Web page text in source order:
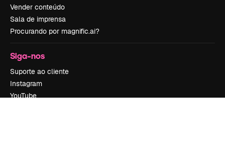
Vender conteúdo
Sala de imprensa
Procurando por magnific.ai?
Siga-nos
Suporte ao cliente
Instagram
YouTube